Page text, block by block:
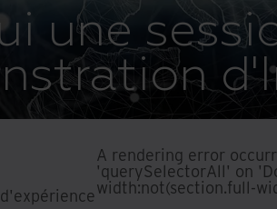
une
A rendering error
'querySelectorAll' on
width:not(section.full-